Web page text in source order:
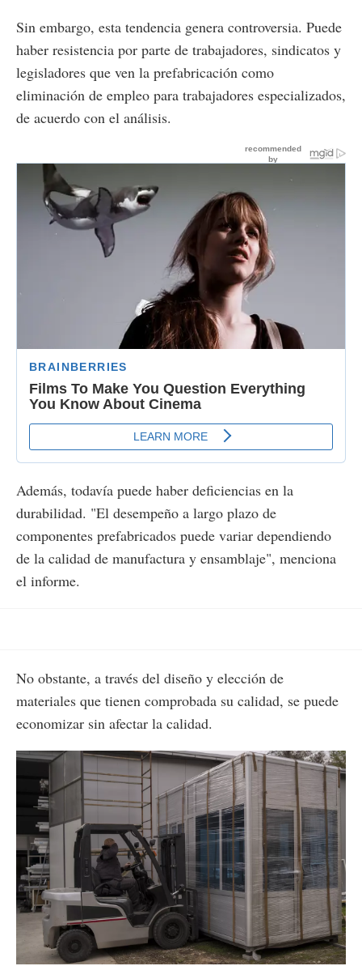
Sin embargo, esta tendencia genera controversia. Puede
haber resistencia por parte de trabajadores, sindicatos y
legisladores que ven la prefabricación como
eliminación de empleo para trabajadores especializados,
de acuerdo con el análisis.
Además, todavía puede haber deficiencias en la
durabilidad. "El desempeño a largo plazo de
componentes prefabricados puede variar dependiendo
de la calidad de manufactura y ensamblaje", menciona
el informe.
No obstante, a través del diseño y elección de
materiales que tienen comprobada su calidad, se puede
economizar sin afectar la calidad.